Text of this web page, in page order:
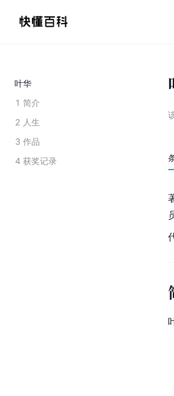
叶华
1 简介
2 人生
3 作品
4 获奖记录